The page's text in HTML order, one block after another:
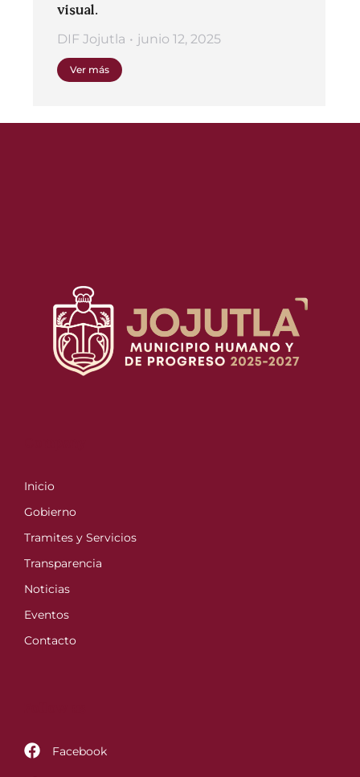
visual.
DIF Jojutla junio 12, 2025
Ver más
Inicio
Gobierno
Tramites y Servicios
Transparencia
Noticias
Eventos
Contacto
Facebook